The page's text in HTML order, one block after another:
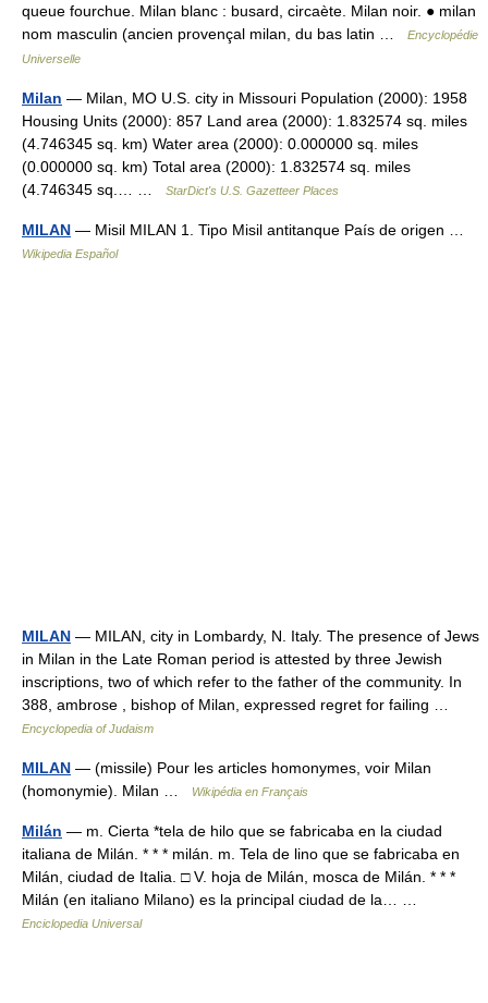
queue fourchue. Milan blanc : busard, circaète. Milan noir. ● milan
nom masculin (ancien provençal milan, du bas latin …
Encyclopédie
Universelle
Milan — Milan, MO U.S. city in Missouri Population (2000): 1958
Housing Units (2000): 857 Land area (2000): 1.832574 sq. miles
(4.746345 sq. km) Water area (2000): 0.000000 sq. miles
(0.000000 sq. km) Total area (2000): 1.832574 sq. miles
(4.746345 sq.… …
StarDict's U.S. Gazetteer Places
MILAN — Misil MILAN 1. Tipo Misil antitanque País de origen …
Wikipedia Español
MILAN — MILAN, city in Lombardy, N. Italy. The presence of Jews
in Milan in the Late Roman period is attested by three Jewish
inscriptions, two of which refer to the father of the community. In
388, ambrose , bishop of Milan, expressed regret for failing …
Encyclopedia of Judaism
MILAN — (missile) Pour les articles homonymes, voir Milan
(homonymie). Milan …
Wikipédia en Français
Milán — m. Cierta *tela de hilo que se fabricaba en la ciudad
italiana de Milán. * * * milán. m. Tela de lino que se fabricaba en
Milán, ciudad de Italia. □ V. hoja de Milán, mosca de Milán. * * *
Milán (en italiano Milano) es la principal ciudad de la… …
Enciclopedia Universal